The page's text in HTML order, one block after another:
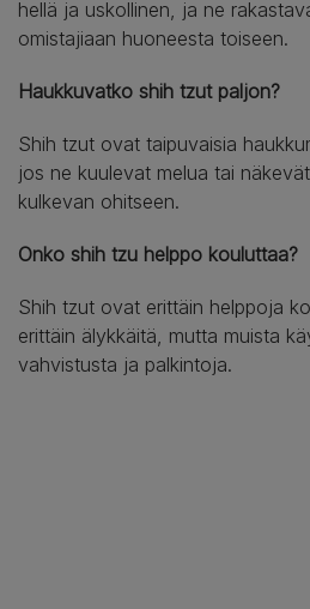
hellä ja uskollinen, ja ne
omistajiaan huoneesta toiseen.
Haukkuvatko shih tzut paljon?
Shih tzut ovat taipuvaisia
jos ne kuulevat melua tai
kulkevan ohitseen.
Onko shih tzu helppo kouluttaa?
Shih tzut ovat erittäin helppoja
erittäin älykkäitä, mutta muista
vahvistusta ja palkintoja.